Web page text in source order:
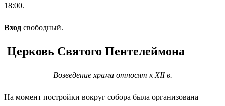
18:00.
Вход свободный.
Церковь Святого Пентелеймона
Возведение храма относят к XIIв.
На момент постройки вокруг собора была организована